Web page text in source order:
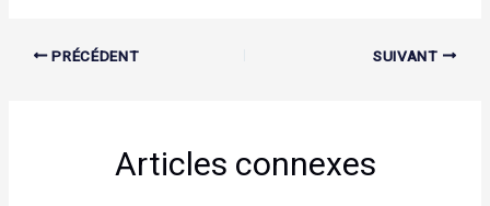
PRÉCÉDENT SUIVANT
Articles connexes